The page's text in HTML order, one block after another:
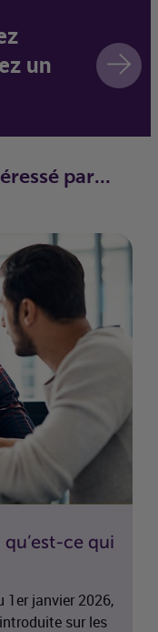
un
par...
ce qui
1er janvier 2026,
sur les